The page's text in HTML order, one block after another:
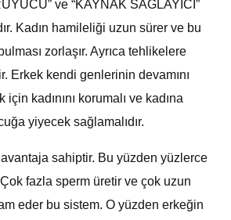
ve “KAYNAK SAĞLAYICI”
Kadın hamileliği uzun sürer ve bu
zorlaşır. Ayrıca tehlikelere
Erkek kendi genlerinin devamını
kadınını korumalı ve kadına
yiyecek sağlamalıdır.
sahiptir. Bu yüzden yüzlerce
Çok fazla sperm üretir ve çok uzun
eder bu sistem. O yüzden erkeğin